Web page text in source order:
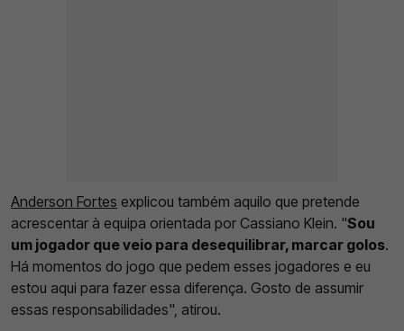
Anderson Fortes explicou também aquilo que pretende
acrescentar à equipa orientada por Cassiano Klein. "Sou
um jogador que veio para desequilibrar, marcar golos.
Há momentos do jogo que pedem esses jogadores e eu
estou aqui para fazer essa diferença. Gosto de assumir
essas responsabilidades", atirou.